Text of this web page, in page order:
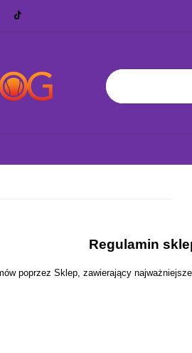
WYSYŁKA 24H!
Regulamin
poprzez Sklep, zawierający